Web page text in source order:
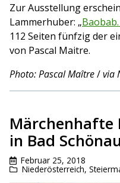
Zur Ausstellung
Lammerhuber: „
112 Seiten fünfzig der
von Pascal Maitre.
Photo: Pascal Maître/via
Märchenhafte
in Bad Schönau
Februar 25, 2018
Niederösterreich,